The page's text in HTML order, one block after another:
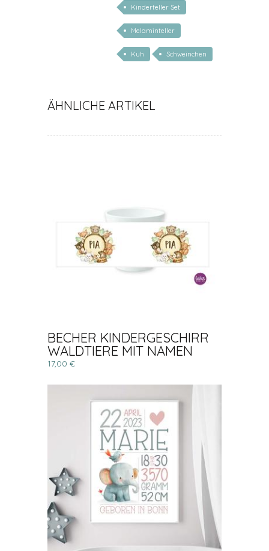
Kinderteller Set
Melaminteller
Kuh Schweinchen
ÄHNLICHE ARTIKEL
BECHER KINDERGESCHIRR
WALDTIERE MIT NAMEN
17,00 €